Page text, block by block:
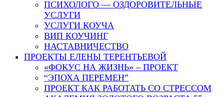
ПСИХОЛОГО — ОЗДОРОВИТЕЛЬНЫЕ
УСЛУГИ
УСЛУГИ КОУЧА
ВИП КОУЧИНГ
НАСТАВНИЧЕСТВО
ПРОЕКТЫ ЕЛЕНЫ ТЕРЕНТЬЕВОЙ
«ФОКУС НА ЖИЗНЬ» – ПРОЕКТ
“ЭПОХА ПЕРЕМЕН”
ПРОЕКТ КАК РАБОТАТЬ СО СТРЕССОМ